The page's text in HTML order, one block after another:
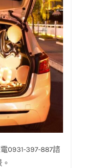
0931-397-887諮